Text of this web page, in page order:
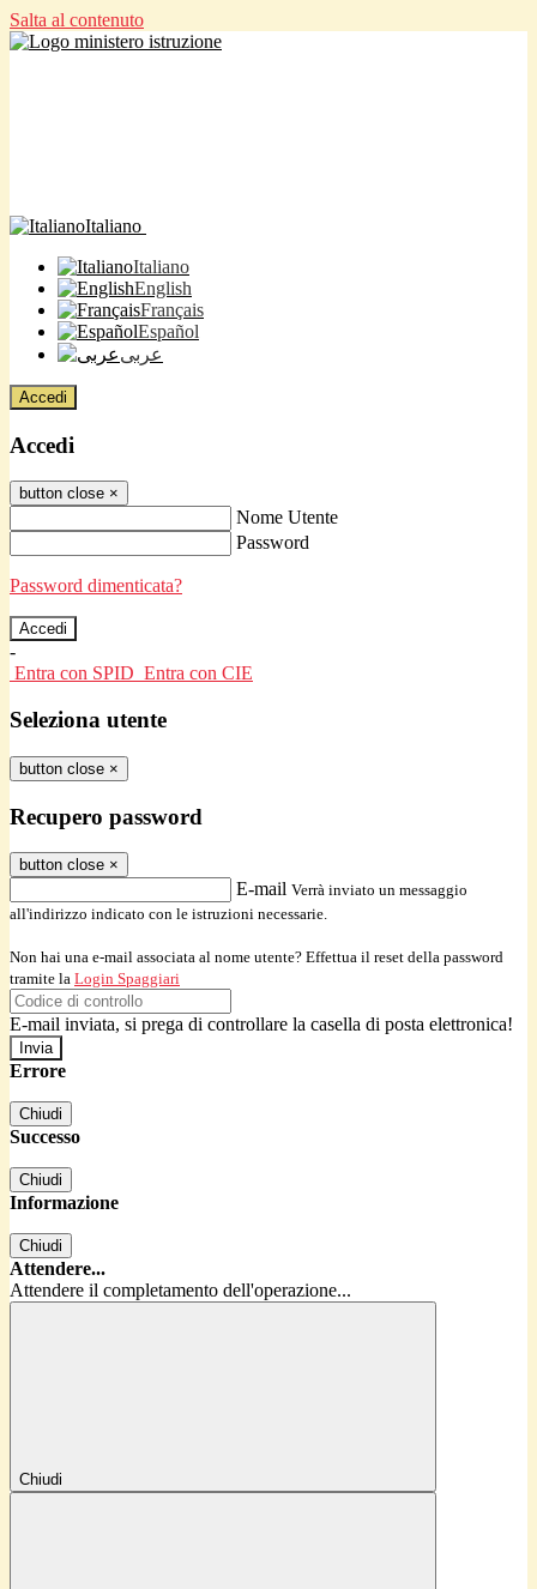
Salta al contenuto
Italiano
Italiano
English
Français
Español
عربى
Accedi
Accedi
button close ×
Nome Utente
Password
Password dimenticata?
-
Entra con SPID Entra con CIE
Seleziona utente
button close ×
Recupero password
button close ×
E-mail Verrà inviato un messaggio
all'indirizzo indicato con le istruzioni necessarie.
Non hai una e-mail associata al nome utente? Effettua il reset della password
tramite la Login Spaggiari
E-mail inviata, si prega di controllare la casella di posta elettronica!
Errore
Chiudi
Successo
Chiudi
Informazione
Chiudi
Attendere...
Attendere il completamento dell'operazione...
Chiudi